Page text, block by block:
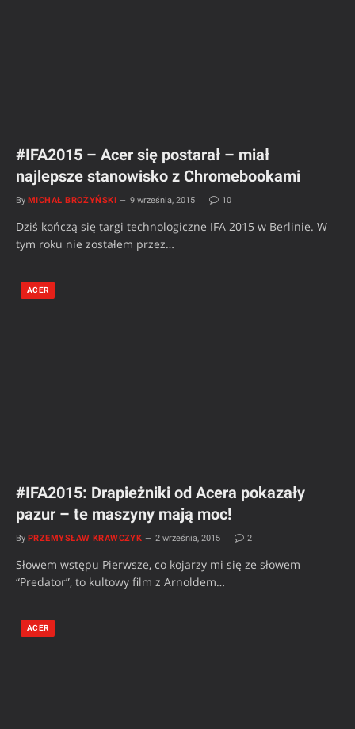
#IFA2015 – Acer się postarał – miał
najlepsze stanowisko z Chromebookami
By MICHAŁ BROŻYŃSKI 9 września, 2015 10
Dziś kończą się targi technologiczne IFA 2015 w Berlinie. W
tym roku nie zostałem przez…
ACER
#IFA2015: Drapieżniki od Acera pokazały
pazur – te maszyny mają moc!
By PRZEMYSŁAW KRAWCZYK 2 września, 2015 2
Słowem wstępu Pierwsze, co kojarzy mi się ze słowem
“Predator”, to kultowy film z Arnoldem…
ACER